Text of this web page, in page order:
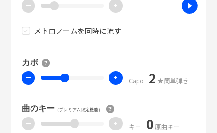
ー +
メトロノームを同時に流す
カポ
ー + Capo 2 ★簡単弾き
曲のキー（プレミアム限定機能）
ー + キー 0 原曲キー